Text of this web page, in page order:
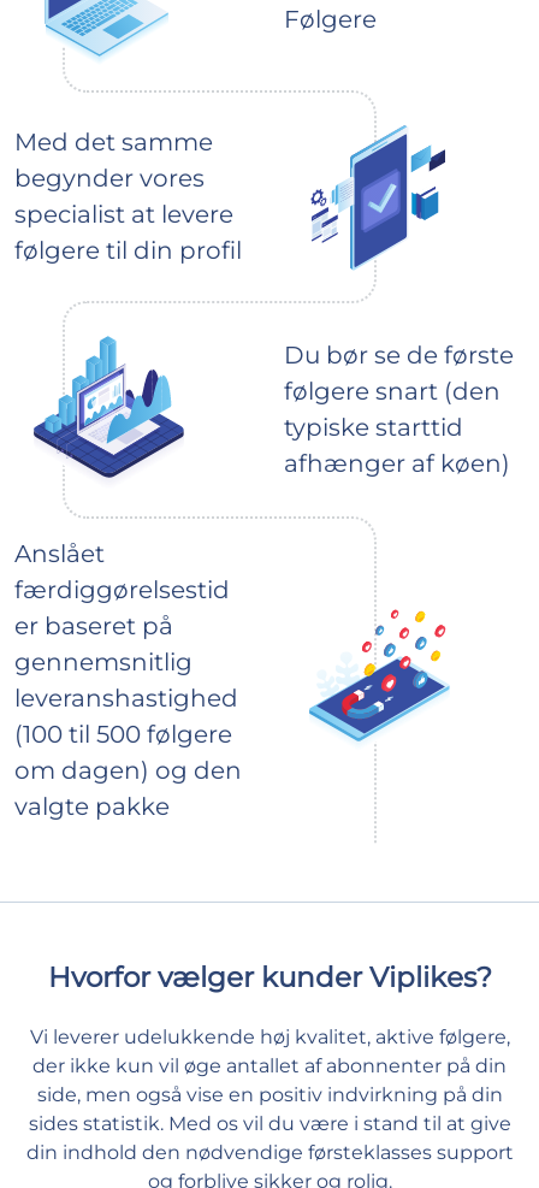
Følgere
Med det samme
begynder vores
specialist at levere
følgere til din profil
Du bør se de første
følgere snart (den
typiske starttid
afhænger af køen)
Anslået
færdiggørelsestid
er baseret på
gennemsnitlig
leveranshastighed
(100 til 500 følgere
om dagen) og den
valgte pakke
Hvorfor vælger kunder Viplikes?
Vi leverer udelukkende høj kvalitet, aktive følgere,
der ikke kun vil øge antallet af abonnenter på din
side, men også vise en positiv indvirkning på din
sides statistik. Med os vil du være i stand til at give
din indhold den nødvendige førsteklasses support
og forblive sikker og rolig.